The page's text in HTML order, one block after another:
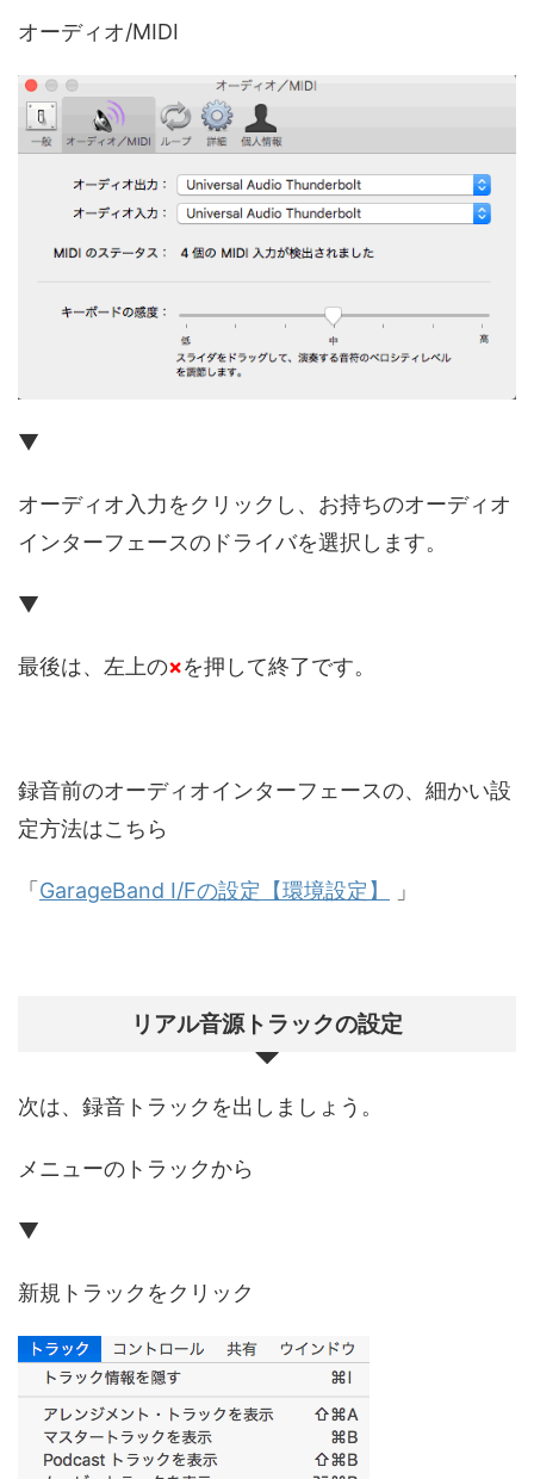
オーディオ/MIDI
▼
オーディオ入力をクリックし、お持ちのオーディオ
インターフェースのドライバを選択します。
▼
最後は、左上の×を押して終了です。
録音前のオーディオインターフェースの、細かい設
定方法はこちら
「 GarageBand I/Fの設定【環境設定】 」
リアル音源トラックの設定
次は、録音トラックを出しましょう。
メニューのトラックから
▼
新規トラックをクリック